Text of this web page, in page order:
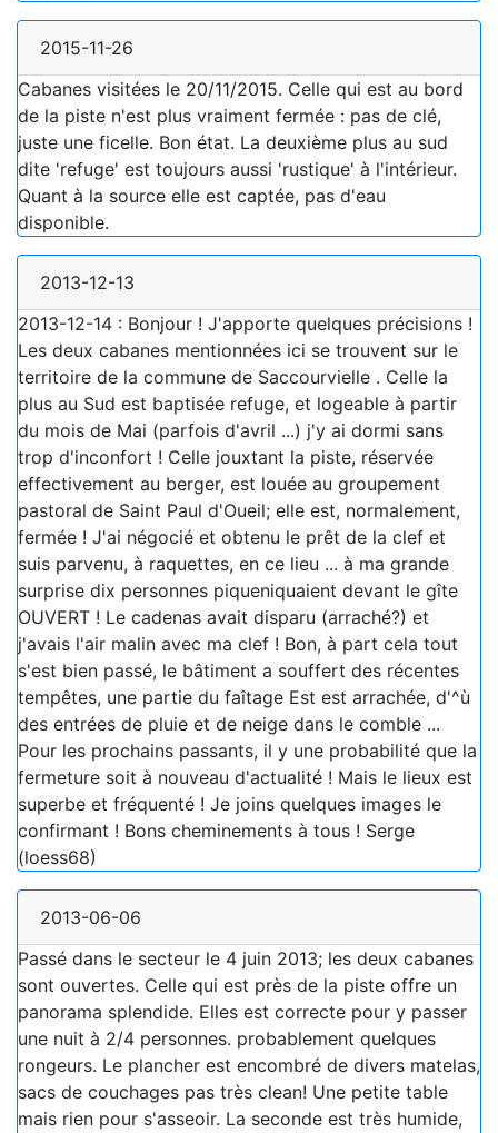
2015-11-26
Cabanes visitées le 20/11/2015. Celle qui est au bord
de la piste n'est plus vraiment fermée : pas de clé,
juste une ficelle. Bon état. La deuxième plus au sud
dite 'refuge' est toujours aussi 'rustique' à l'intérieur.
Quant à la source elle est captée, pas d'eau
disponible.
2013-12-13
2013-12-14 : Bonjour ! J'apporte quelques précisions !
Les deux cabanes mentionnées ici se trouvent sur le
territoire de la commune de Saccourvielle . Celle la
plus au Sud est baptisée refuge, et logeable à partir
du mois de Mai (parfois d'avril ...) j'y ai dormi sans
trop d'inconfort ! Celle jouxtant la piste, réservée
effectivement au berger, est louée au groupement
pastoral de Saint Paul d'Oueil; elle est, normalement,
fermée ! J'ai négocié et obtenu le prêt de la clef et
suis parvenu, à raquettes, en ce lieu ... à ma grande
surprise dix personnes piqueniquaient devant le gîte
OUVERT ! Le cadenas avait disparu (arraché?) et
j'avais l'air malin avec ma clef ! Bon, à part cela tout
s'est bien passé, le bâtiment a souffert des récentes
tempêtes, une partie du faîtage Est est arrachée, d'^ù
des entrées de pluie et de neige dans le comble ...
Pour les prochains passants, il y une probabilité que la
fermeture soit à nouveau d'actualité ! Mais le lieux est
superbe et fréquenté ! Je joins quelques images le
confirmant ! Bons cheminements à tous ! Serge
(loess68)
2013-06-06
Passé dans le secteur le 4 juin 2013; les deux cabanes
sont ouvertes. Celle qui est près de la piste offre un
panorama splendide. Elles est correcte pour y passer
une nuit à 2/4 personnes. probablement quelques
rongeurs. Le plancher est encombré de divers matelas,
sacs de couchages pas très clean! Une petite table
mais rien pour s'asseoir. La seconde est très humide,